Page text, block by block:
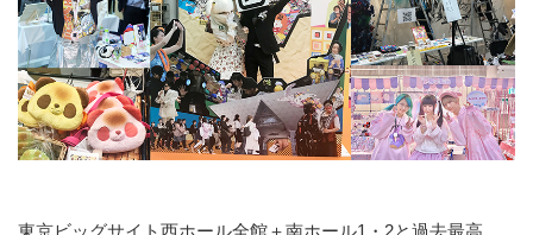
東京ビッグサイト西ホール全館＋南ホール1・2と過去最高、